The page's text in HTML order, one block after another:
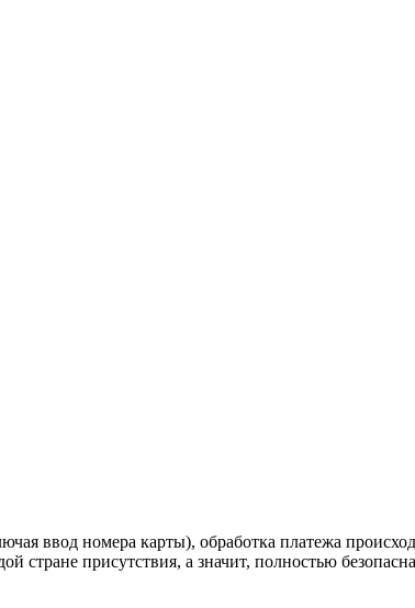
ввод номера карты), обработка платежа
стране присутствия, а значит, полностью